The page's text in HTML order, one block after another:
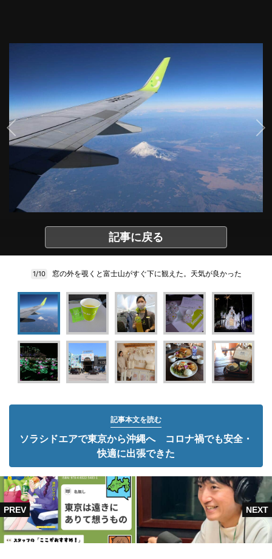
記事に戻る
1/10 窓の外を覗くと富士山がすぐ下に観えた。天気が良かった
記事本文を読む
ソラシドエアで東京から沖縄へ コロナ禍でも安全・
快適に出張できた